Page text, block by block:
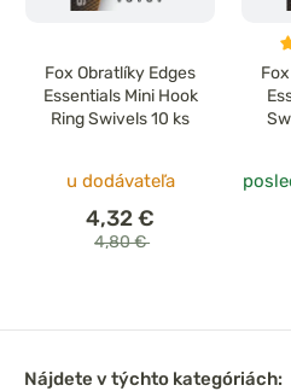
Fox Obratlíky Edges
Essentials Mini Hook
Ring Swivels 10 ks
u dodávateľa
4,32 €
4,80 €
Nájdete v týchto kategóriách: